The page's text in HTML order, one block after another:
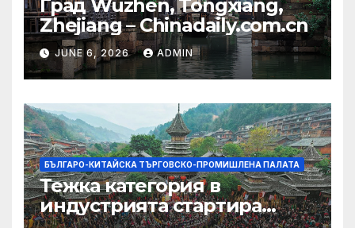
Град Wuzhen, Tongxiang,
Zhejiang – Chinadaily.com.cn
JUNE 6, 2026 ADMIN
БЪЛГАРО-КИТАЙСКА ТЪРГОВСКО-ПРОМИШЛЕНА ПАЛАТА
Тежка категория в
индустрията стартира